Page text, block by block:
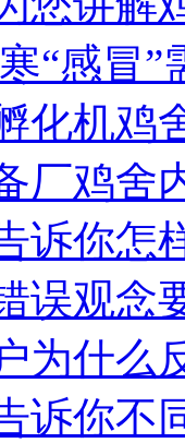
“感冒”
化机鸡
厂鸡舍
诉你怎
误观念
为什么
诉你不